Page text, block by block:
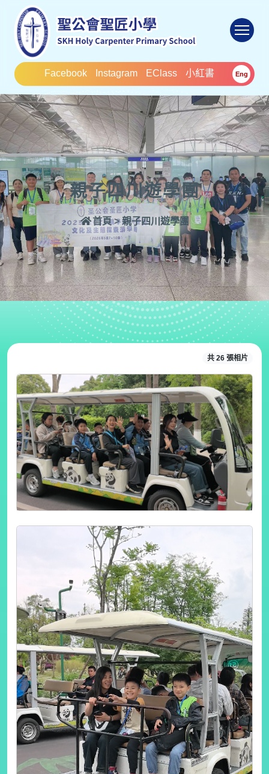
Facebook Instagram EClass 小紅書 Eng
親子四川遊學團
首頁 > 親子四川遊學團
共 26 張相片